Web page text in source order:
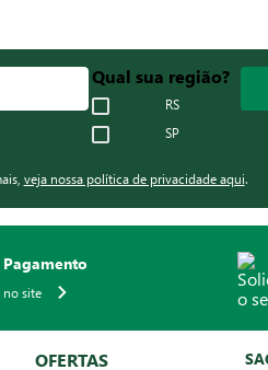
Qual sua região?
RS
SP
veja nossa política de privacidade aqui.
no site
OFERTAS